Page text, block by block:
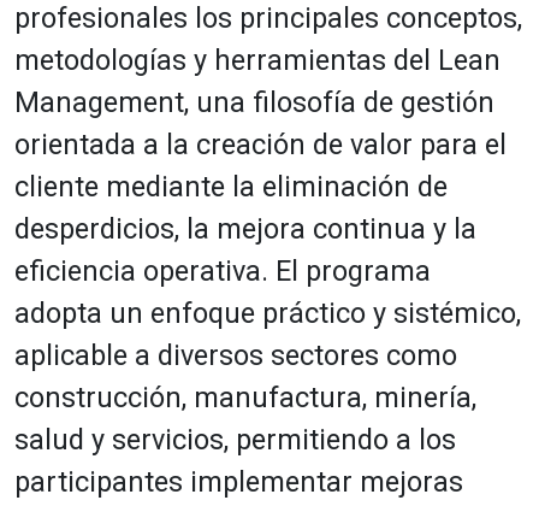
profesionales los principales conceptos,
metodologías y herramientas del Lean
Management, una filosofía de gestión
orientada a la creación de valor para el
cliente mediante la eliminación de
desperdicios, la mejora continua y la
eficiencia operativa. El programa
adopta un enfoque práctico y sistémico,
aplicable a diversos sectores como
construcción, manufactura, minería,
salud y servicios, permitiendo a los
participantes implementar mejoras